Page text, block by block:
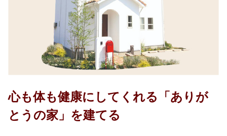
心も体も健康にしてくれる「ありが
とうの家」を建てる